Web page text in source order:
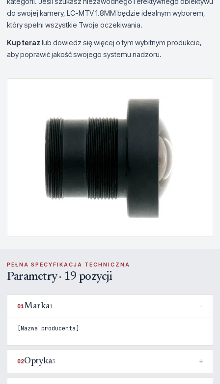
do swojej kamery, LC-MTV 1.8MM będzie idealnym wyborem,
który spełni wszystkie Twoje oczekiwania.
Kup teraz lub dowiedz się więcej o tym wybitnym produkcie,
aby poprawić jakość swojego systemu nadzoru.
PEŁNA SPECYFIKACJA TECHNICZNA
Parametry · 19 pozycji
01Marka1
[Nazwa producenta]
02Optyka3